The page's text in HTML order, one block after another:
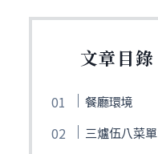
文章目錄
餐廳環境
三爐伍八菜單